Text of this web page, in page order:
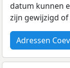
datum kunnen
zijn gewijzigd
Adressen